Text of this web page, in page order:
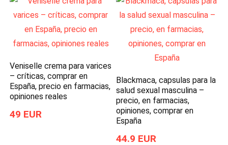
Veniselle crema para varices
– críticas, comprar en
España, precio en farmacias,
opiniones reales
49 EUR
Blackmaca, capsulas para la
salud sexual masculina –
precio, en farmacias,
opiniones, comprar en
España
44.9 EUR